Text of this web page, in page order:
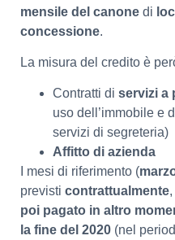
mensile del canone di
concessione.
La misura del credito è
Contratti di servizi a
uso dell’immobile e
servizi di segreteria)
Affitto di azienda
I mesi di riferimento (
previsti contrattualmente,
poi pagato in altro
la fine del 2020 (nel